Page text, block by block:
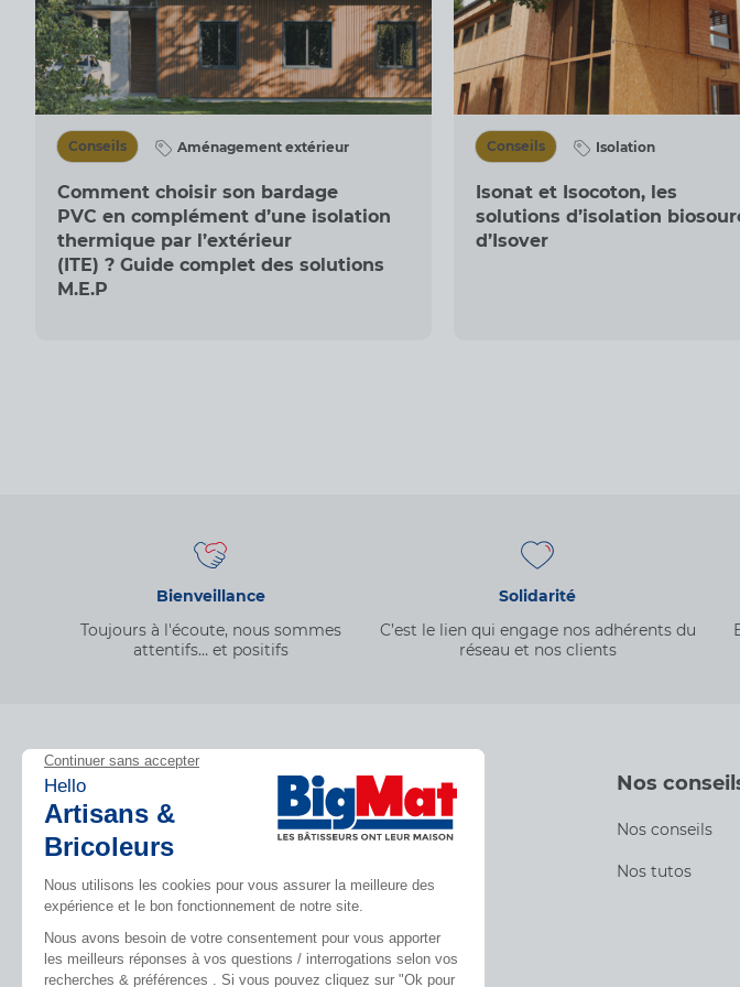
Conseils Aménagement extérieur
Comment choisir son bardage
PVC en complément d’une isolation
thermique par l’extérieur
(ITE) ? Guide complet des solutions
M.E.P
Conseils Isolation
Isonat et Isocoton, les
solutions d’isolation
d’Isover
Bienveillance
Toujours à l'écoute, nous sommes
attentifs… et positifs
Solidarité
C’est le lien qui engage nos adhérents du
réseau et nos clients
Découvrez BigMat
Qui sommes nous ?
Devenez adhérent
Les services BigMat
Inspirez-vous
Tendances
Nos catalogues
Rencontres
Nos
Nos conseils
Nos tutos